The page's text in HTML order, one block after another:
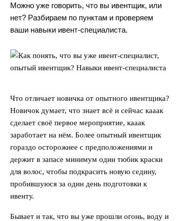
Можно уже говорить, что вы ивентщик, или
нет? Разбираем по пунктам и проверяем
ваши навыки ивент-специалиста.
Что отличает новичка от опытного ивентщика?
Новичок думает, что знает всё и сейчас кааак
сделает своё первое мероприятие, кааак
заработает на нём. Более опытный ивентщик
гораздо осторожнее с предположениями и
держит в запасе минимум один тюбик краски
для волос, чтобы подкрасить новую седину,
пробившуюся за один день подготовки к
ивенту.
Бывает и так, что вы уже прошли огонь, воду и